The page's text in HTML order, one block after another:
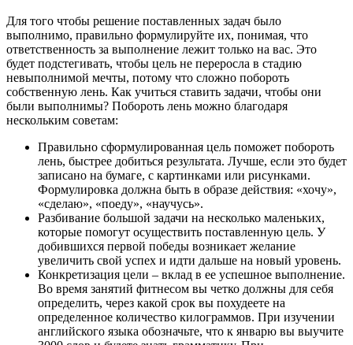
Для того чтобы решение поставленных задач было
выполнимо, правильно формулируйте их, понимая, что
ответственность за выполнение лежит только на вас. Это
будет подстегивать, чтобы цель не переросла в стадию
невыполнимой мечты, потому что сложно побороть
собственную лень. Как учиться ставить задачи, чтобы они
были выполнимы? Побороть лень можно благодаря
нескольким советам:
Правильно сформулированная цель поможет побороть
лень, быстрее добиться результата. Лучше, если это будет
записано на бумаге, с картинками или рисунками.
Формулировка должна быть в образе действия: «хочу»,
«сделаю», «поеду», «научусь».
Разбивание большой задачи на несколько маленьких,
которые помогут осуществить поставленную цель. У
добившихся первой победы возникает желание
увеличить свой успех и идти дальше на новый уровень.
Конкретизация цели – вклад в ее успешное выполнение.
Во время занятий фитнесом вы четко должны для себя
определить, через какой срок вы похудеете на
определенное количество килограммов. При изучении
английского языка обозначьте, что к январю вы выучите